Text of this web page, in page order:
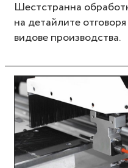
Шестстранна
на детайлите
видове производства.